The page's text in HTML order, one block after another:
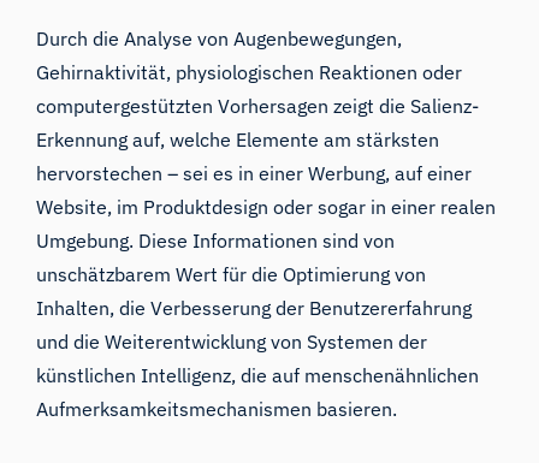
Durch die Analyse von Augenbewegungen,
Gehirnaktivität, physiologischen Reaktionen oder
computergestützten Vorhersagen zeigt die Salienz-
Erkennung auf, welche Elemente am stärksten
hervorstechen – sei es in einer Werbung, auf einer
Website, im Produktdesign oder sogar in einer realen
Umgebung. Diese Informationen sind von
unschätzbarem Wert für die Optimierung von
Inhalten, die Verbesserung der Benutzererfahrung
und die Weiterentwicklung von Systemen der
künstlichen Intelligenz, die auf menschenähnlichen
Aufmerksamkeitsmechanismen basieren.